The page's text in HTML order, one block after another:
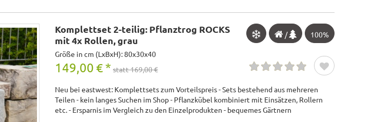
Komplettset 2-teilig: Pflanztrog ROCKS
mit 4x Rollen, grau
Größe in cm (LxBxH): 80x30x40
100%
/
149,00 € * statt 169,00 €
Neu bei eastwest: Komplettsets zum Vorteilspreis - Sets bestehend aus mehreren
Teilen - kein langes Suchen im Shop - Pflanzkübel kombiniert mit Einsätzen, Rollern
etc. - Ersparnis im Vergleich zu den Einzelprodukten - bequemes Gärtnern